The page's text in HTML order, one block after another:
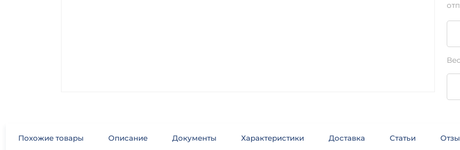
Похожие товары Описание Документы Характеристики Доставка Статьи